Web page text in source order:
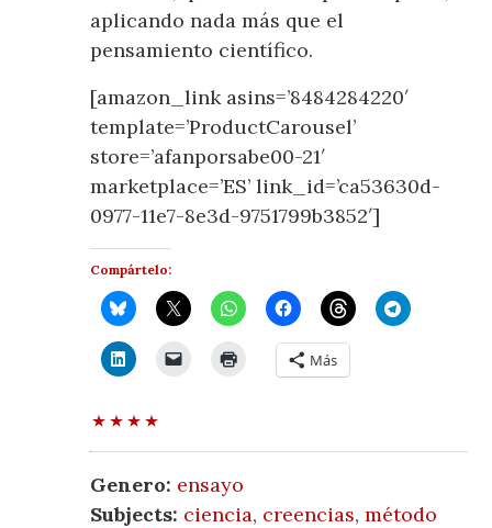
aplicando nada más que el
pensamiento científico.
[amazon_link asins=’8484284220′
template=’ProductCarousel’
store=’afanporsabe00-21′
marketplace=’ES’ link_id=’ca53630d-
0977-11e7-8e3d-9751799b3852′]
Compártelo:
Más
Genero: ensayo
Subjects: ciencia, creencias,método